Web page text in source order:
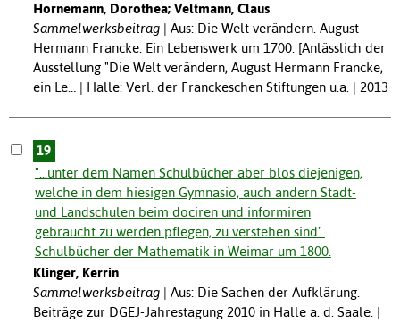
Hornemann, Dorothea; Veltmann, Claus
Sammelwerksbeitrag
Aus: Die Welt verändern. August
Hermann Francke. Ein Lebenswerk um 1700. [Anlässlich der
Ausstellung "Die Welt verändern, August Hermann Francke,
ein Le… | Halle: Verl. der Franckeschen Stiftungen u.a. | 2013
19
"...unter dem Namen Schulbücher aber blos diejenigen,
welche in dem hiesigen Gymnasio, auch andern Stadt-
und Landschulen beim dociren und informiren
gebraucht zu werden pflegen, zu verstehen sind".
Schulbücher der Mathematik in Weimar um 1800.
Klinger, Kerrin
Sammelwerksbeitrag
Aus: Die Sachen der Aufklärung.
Beiträge zur DGEJ-Jahrestagung 2010 in Halle a. d. Saale. |